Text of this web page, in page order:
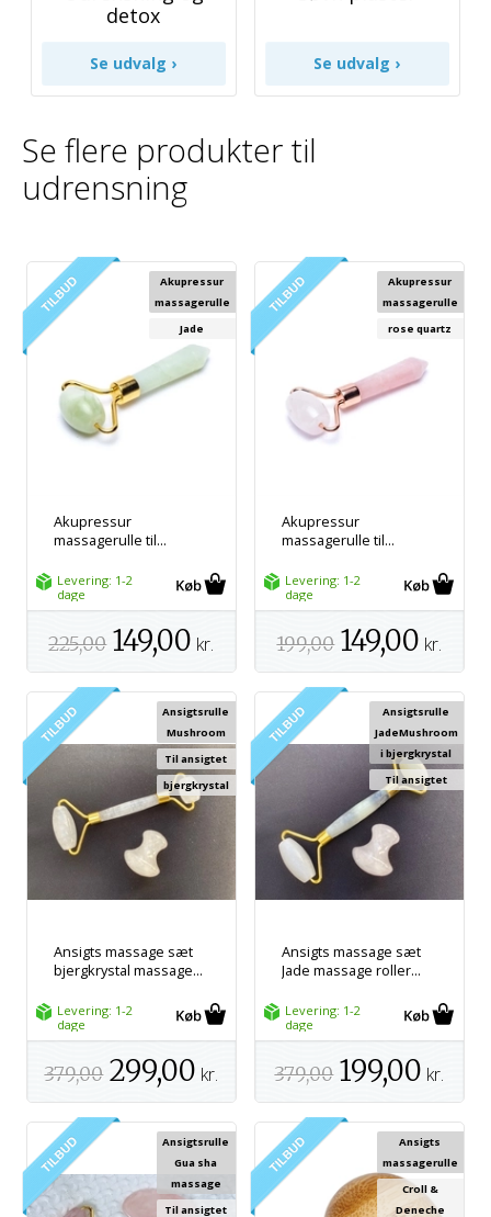
detox
Se flere produkter til
udrensning
Akupressur
massagerulle til...
Akupressur
massagerulle
Jade
Levering: 1-2
dage
225,00 149,00 kr.
Akupressur
massagerulle til...
Akupressur
massagerulle
rose quartz
Levering: 1-2
dage
199,00 149,00 kr.
Ansigts massage sæt
bjergkrystal massage...
Ansigtsrulle
Mushroom
Til ansigtet
bjergkrystal
Levering: 1-2
dage
379,00 299,00 kr.
Ansigts massage sæt
Jade massage roller...
Ansigtsrulle
JadeMushroom
i bjergkrystal
Til ansigtet
Levering: 1-2
dage
379,00 199,00 kr.
Ansigtsrulle
Gua sha
massage
Til ansigtet
Ansigts
massagerulle
Croll &
Deneche